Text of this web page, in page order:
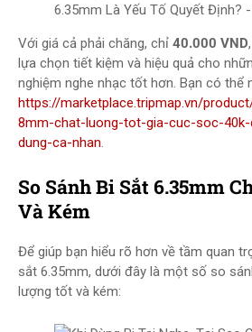
6.35mm Là Yếu Tố Quyết Định?
Với giá cả phải chăng, chỉ 40.000 VND
lựa chọn tiết kiệm và hiệu quả cho
nghiệm nghe nhạc tốt hơn. Bạn có thể
https://marketplace.tripmap.vn/
8mm-chat-luong-tot-gia-cuc-soc-
dung-ca-nhan.
So Sánh Bi Sắt 6.35mm
Và Kém
Để giúp bạn hiểu rõ hơn về tầm quan
sắt 6.35mm, dưới đây là một số so
lượng tốt và kém: